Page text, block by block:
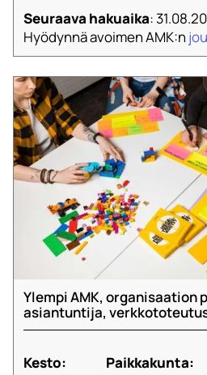
Seuraava hakuaika:
Hyödynnä avoimen AMK:n
Ylempi AMK, organisaation
asiantuntija,
Kesto:
Paikkakunta: